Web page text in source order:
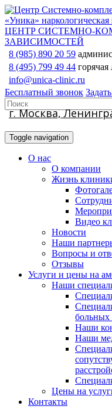
ЦЕНТР СИСТЕМНО-
ЗАВИСИМОСТЕЙ
8 (985) 890 20 59
8 (495) 799 49 44
info@unica-clinic.ru
Бесплатный звонок
г. Москва,
Toggle navigation
О нас
О компании
Жизнь
Видео
Новости
Наши
Вопросы и
Отзывы
Услуги и цены на
Наши
больных
Наши
Наши
Цены на
Контакты